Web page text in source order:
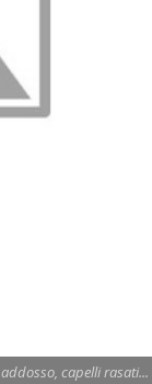
capelli rasati...